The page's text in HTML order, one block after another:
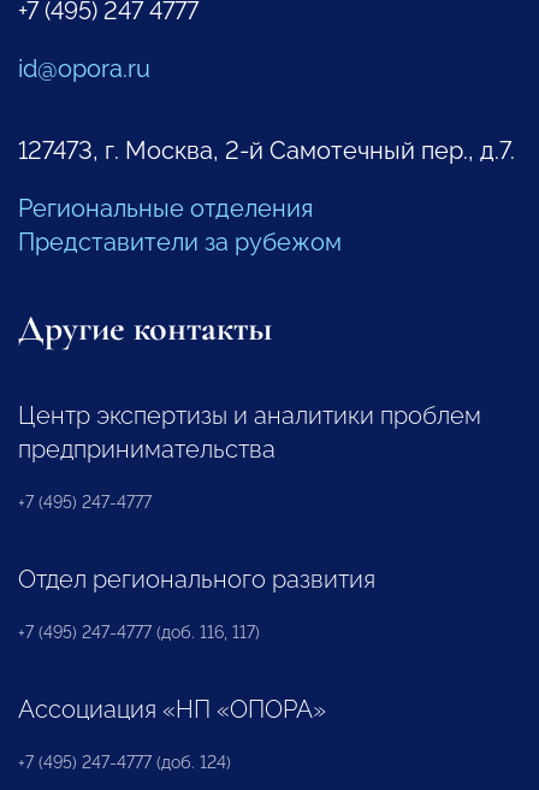
+7 (495) 247 4777
id@opora.ru
127473, г. Москва, 2-й Самотечный пер., д.7.
Региональные отделения
Представители за рубежом
Другие контакты
Центр экспертизы и аналитики проблем
предпринимательства
+7 (495) 247-4777
Отдел регионального развития
+7 (495) 247-4777 (доб. 116, 117)
Ассоциация «НП «ОПОРА»
+7 (495) 247-4777 (доб. 124)